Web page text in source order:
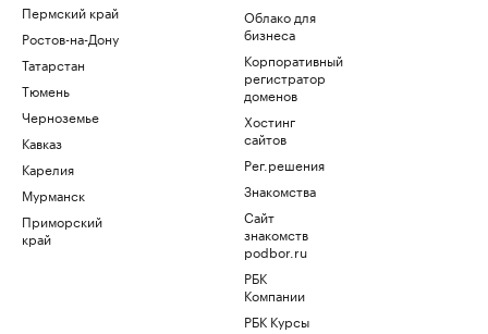
Пермский край
Ростов-на-Дону
Татарстан
Тюмень
Черноземье
Кавказ
Карелия
Мурманск
Приморский
край
Облако для
бизнеса
Корпоративный
регистратор
доменов
Хостинг
сайтов
Рег.решения
Знакомства
Сайт
знакомств
podbor.ru
РБК
Компании
РБК Курсы